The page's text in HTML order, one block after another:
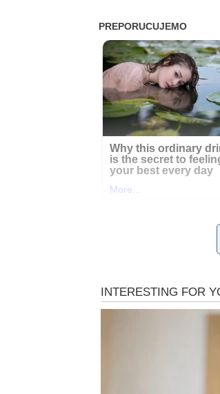
odjeća nema dovoljno
ostane na tkanini, što
Alkoholni ocat je čudo
uklanja neugodne